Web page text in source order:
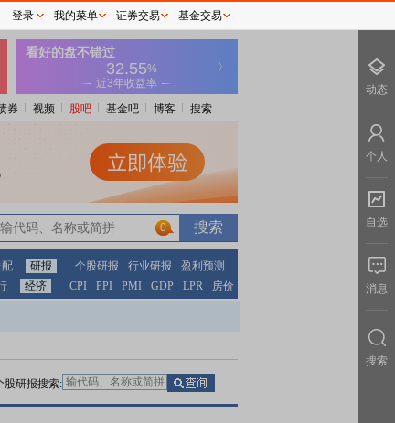
券 视频 股吧 基金吧 博客 搜索
0
0
研报 个股研报 行业研报
盈利预测
经济 CPI PPI PMI GDP LPR 房价
股研报搜索:
登录 我的菜单 证券交易 基金交易
动态
个人
自选
消息
搜索